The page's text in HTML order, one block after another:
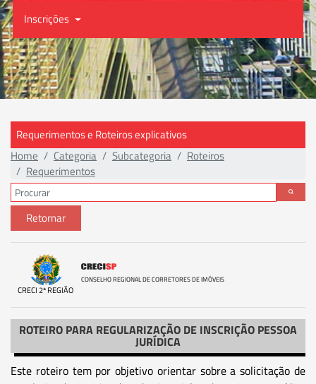
Inscrições
Requerimentos e Roteiros explicativos
Home
Categoria Subcategoria
Roteiros
Requerimentos
Retornar
CRECI 2ª REGIÃO
CONSELHO REGIONAL DE CORRETORES DE IMÓVEIS
ROTEIRO PARA REGULARIZAÇÃO DE INSCRIÇÃO PESSOA
JURÍDICA
Este roteiro tem por objetivo orientar sobre a solicitação de